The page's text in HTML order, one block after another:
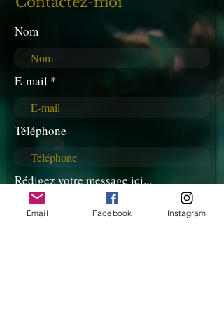
Nom
E-mail
Téléphone
Rédigez votre message ici...
Email Facebook Instagram